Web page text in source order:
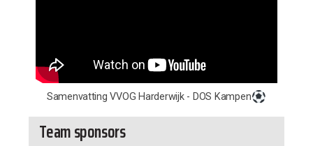
Samenvatting VVOG Harderwijk - DOS Kampen
Team sponsors